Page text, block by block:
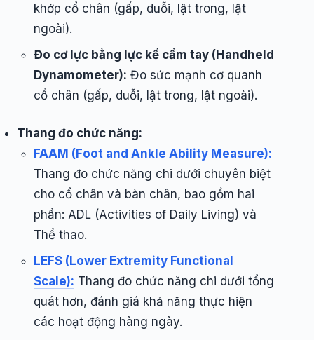
khớp cổ chân (gấp, duỗi, lật trong, lật
ngoài).
Đo cơ lực bằng lực kế cầm tay (Handheld
Dynamometer): Đo sức mạnh cơ quanh
cổ chân (gấp, duỗi, lật trong, lật ngoài).
Thang đo chức năng:
FAAM (Foot and Ankle Ability Measure):
Thang đo chức năng chi dưới chuyên biệt
cho cổ chân và bàn chân, bao gồm hai
phần: ADL (Activities of Daily Living) và
Thể thao.
LEFS (Lower Extremity Functional
Scale): Thang đo chức năng chi dưới tổng
quát hơn, đánh giá khả năng thực hiện
các hoạt động hàng ngày.